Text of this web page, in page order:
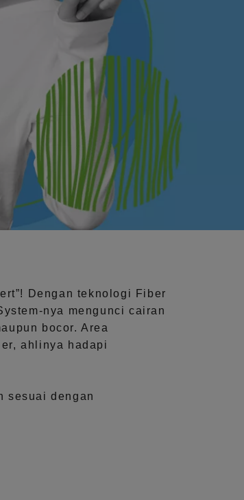
Dengan teknologi
Fiber
-nya mengunci cairan
bocor. Area
ahlinya hadapi
sesuai dengan